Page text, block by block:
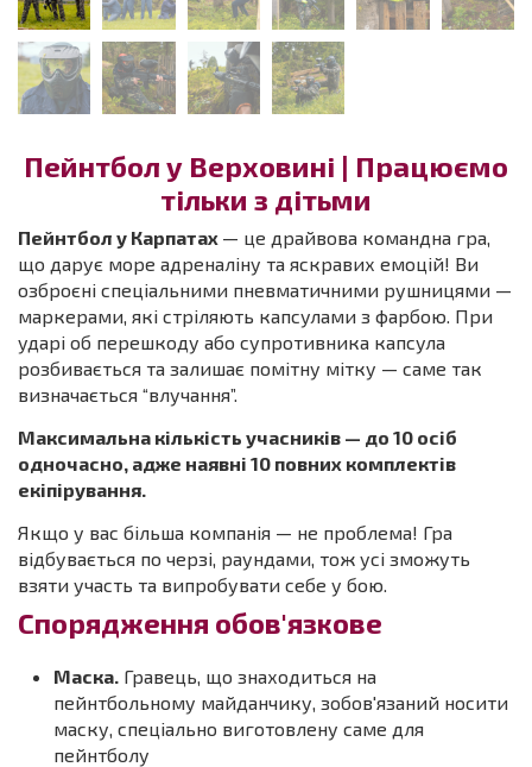
Пейнтбол у Верховині | Працюємо
тільки з дітьми
Пейнтбол у Карпатах — це драйвова командна гра,
що дарує море адреналіну та яскравих емоцій! Ви
озброєні спеціальними пневматичними рушницями —
маркерами, які стріляють капсулами з фарбою. При
ударі об перешкоду або супротивника капсула
розбивається та залишає помітну мітку — саме так
визначається “влучання”.
Максимальна кількість учасників — до 10 осіб
одночасно, адже наявні 10 повних комплектів
екіпірування.
Якщо у вас більша компанія — не проблема! Гра
відбувається по черзі, раундами, тож усі зможуть
взяти участь та випробувати себе у бою.
Спорядження обов'язкове
Маска. Гравець, що знаходиться на
пейнтбольному майданчику, зобов'язаний носити
маску, спеціально виготовлену саме для
пейнтболу